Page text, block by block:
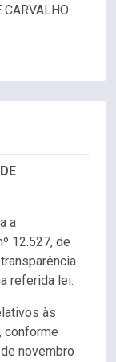
a
12.527, de
referida lei.
às
conforme
novembro